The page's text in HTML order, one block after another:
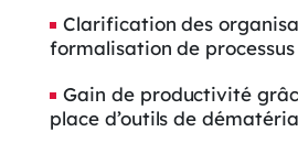
Clarification des
formalisation de processus
Gain de productivité
place d’outils de